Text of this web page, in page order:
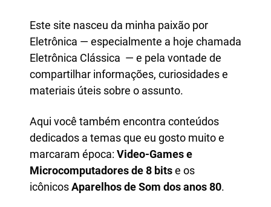
Este site nasceu da minha paixão por
Eletrônica — especialmente a hoje chamada
Eletrônica Clássica — e pela vontade de
compartilhar informações, curiosidades e
materiais úteis sobre o assunto.
Aqui você também encontra conteúdos
dedicados a temas que eu gosto muito e
marcaram época: Video-Games e
Microcomputadores de 8 bitse os
icônicosAparelhos de Som dos anos 80.